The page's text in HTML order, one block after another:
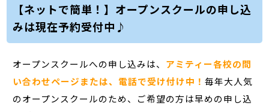
【ネットで簡単！】オープンスクールの申し込
みは現在予約受付中♪
オープンスクールへの申し込みは、 アミティー各校の問
い合わせページまたは、電話で受け付け中！毎年大人気
のオープンスクールのため、ご希望の方は早めの申し込